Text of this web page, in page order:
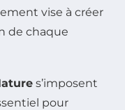
vise à créer
de chaque
s’imposent
pour